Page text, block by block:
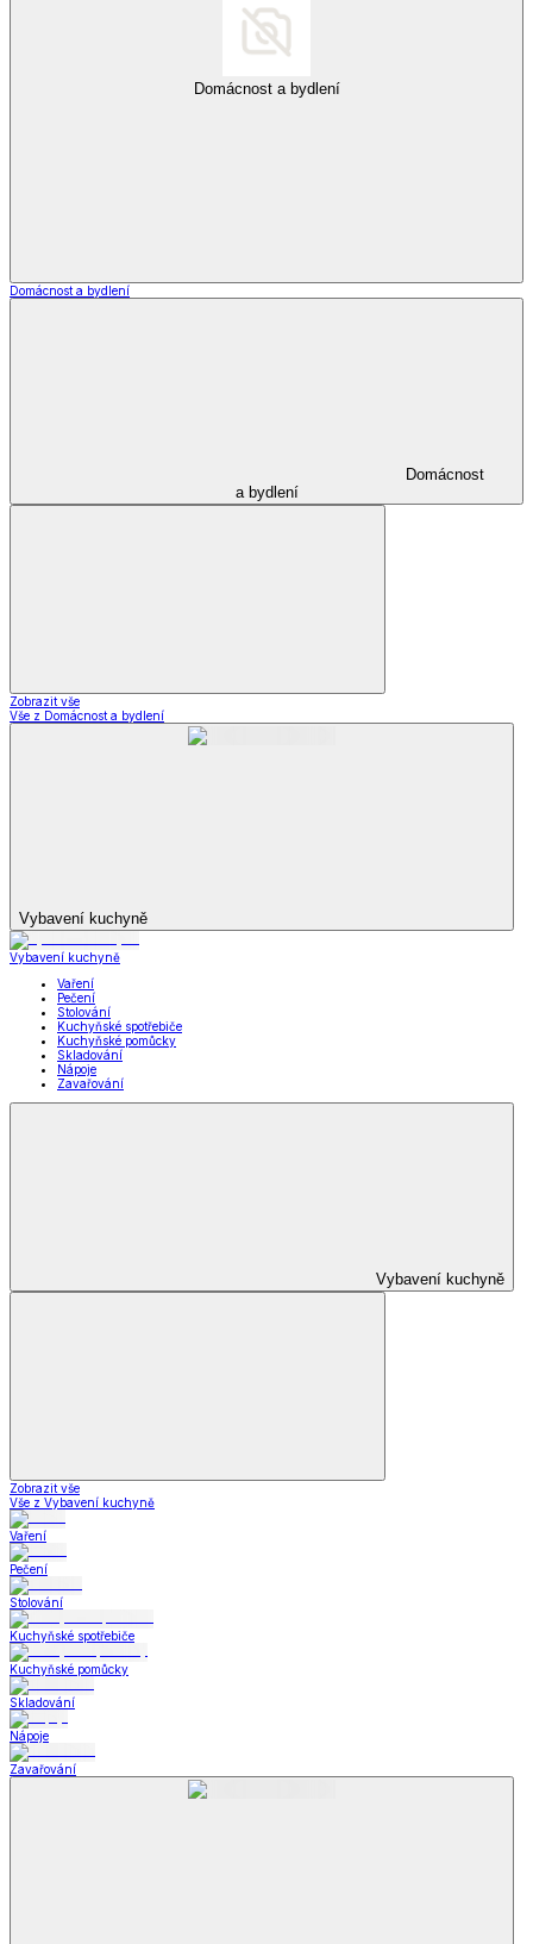
Domácnost a bydlení
Domácnost a bydlení
Domácnost
a bydlení
Zobrazit vše
Vše z Domácnost a bydlení
Vybavení kuchyně
Vybavení kuchyně
Vaření
Pečení
Stolování
Kuchyňské spotřebiče
Kuchyňské pomůcky
Skladování
Nápoje
Zavařování
Vybavení kuchyně
Zobrazit vše
Vše z Vybavení kuchyně
Vaření
Pečení
Stolování
Kuchyňské spotřebiče
Kuchyňské pomůcky
Skladování
Nápoje
Zavařování